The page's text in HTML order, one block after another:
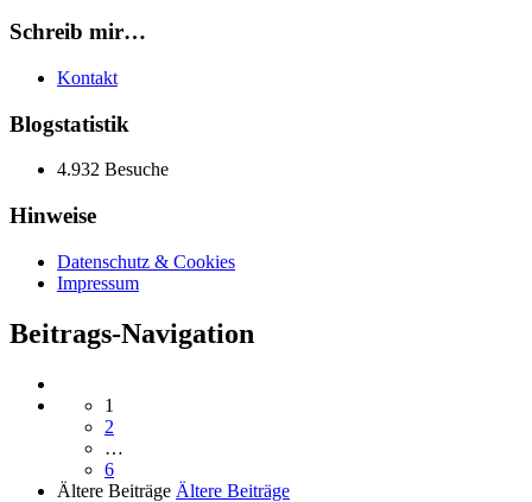
Schreib mir…
Kontakt
Blogstatistik
4.932 Besuche
Hinweise
Datenschutz & Cookies
Impressum
Beitrags-Navigation
1
2
…
6
Ältere Beiträge Ältere Beiträge